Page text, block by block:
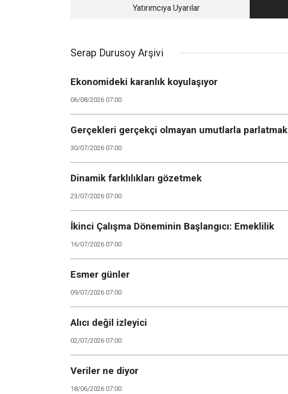
Yatırımcıya Uyarılar
Serap Durusoy Arşivi
Ekonomideki karanlık koyulaşıyor
06/08/2026 07:00
Gerçekleri gerçekçi olmayan umutlarla parlatmak
30/07/2026 07:00
Dinamik farklılıkları gözetmek
23/07/2026 07:00
İkinci Çalışma Döneminin Başlangıcı: Emeklilik
16/07/2026 07:00
Esmer günler
09/07/2026 07:00
Alıcı değil izleyici
02/07/2026 07:00
Veriler ne diyor
18/06/2026 07:00